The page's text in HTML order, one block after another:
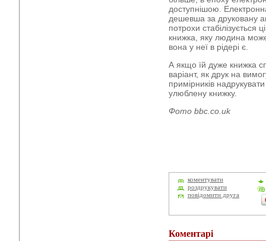
доступнішою.
дешевша за друковану
потрохи
книжка, яку людина
вона у неї в рідері є.
А якщо їй дуже книжка
варіант, як друк на
примірників
улюблену книжку.
Фото bbc.co.uk
коментувати
роздрукувати
повідомити друга
Коментарі